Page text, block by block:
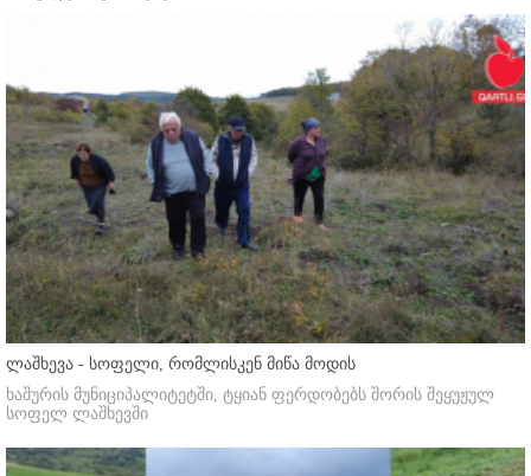
ლაშხევა - სოფელი, რომლისკენ მიწა მოდის
ხაშურის მუნიციპალიტეტში, ტყიან ფერდობებს შორის შეყუჟულ
სოფელ ლაშხევში